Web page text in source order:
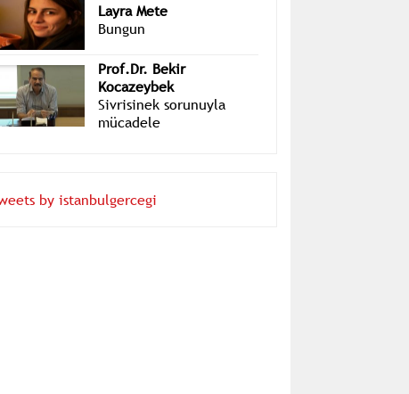
Layra Mete
Prof.Dr. Bekir
Kocazeybek
Sivrisinek sorunuyla